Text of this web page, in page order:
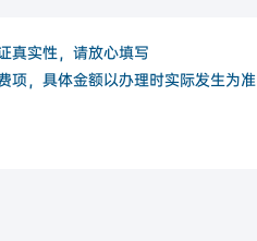
真实性，请放心填写
项，具体金额以办理时实际发生为准